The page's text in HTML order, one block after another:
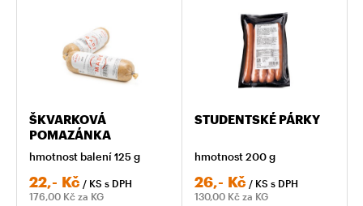
ŠKVARKOVÁ
POMAZÁNKA
hmotnost balení 125 g
22,- Kč / KS s DPH
176,00 Kč za KG
STUDENTSKÉ PÁRKY
hmotnost 200 g
26,- Kč / KS s DPH
130,00 Kč za KG